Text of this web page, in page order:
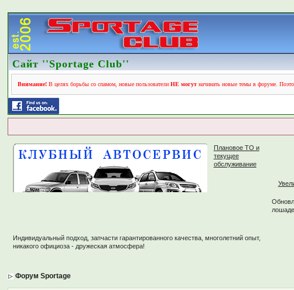
Сайт ''Sportage Club''
Внимание! В целях борьбы со спамом, новые пользователиНЕ могут начинать новые темы в форуме.
Плановое ТО и
текущее
обслуживание
Индивидуальный подход, запчасти гарантированного качества, многолетний опыт,
никакого официоза - дружеская атмосфера!
Форум Sportage